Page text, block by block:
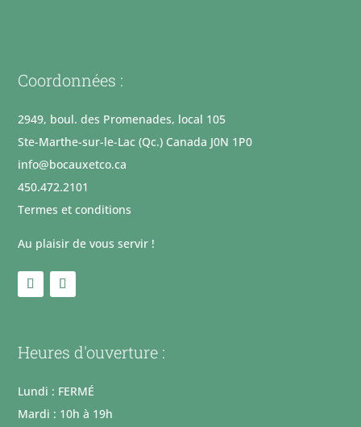
Coordonnées :
2949, boul. des Promenades, local 105
Ste-Marthe-sur-le-Lac (Qc.) Canada J0N 1P0
info@bocauxetco.ca
450.472.2101
Termes et conditions
Au plaisir de vous servir !
Heures d'ouverture :
Lundi : FERMÉ
Mardi : 10h à 19h